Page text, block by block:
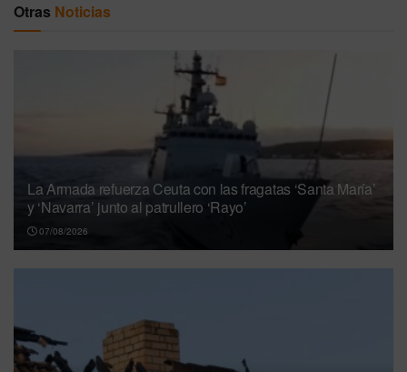
Otras Noticias
La Armada refuerza Ceuta con las fragatas ‘Santa María’
y ‘Navarra’ junto al patrullero ‘Rayo’
07/08/2026